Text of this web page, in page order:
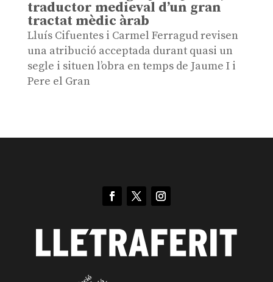
traductor medieval d’un gran
tractat mèdic àrab
Lluís Cifuentes i Carmel Ferragud revisen
una atribució acceptada durant quasi un
segle i situen l’obra en temps de Jaume I i
Pere el Gran